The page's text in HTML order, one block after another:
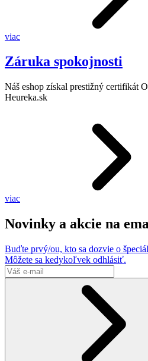
viac
Záruka spokojnosti
Náš eshop získal prestižný certifikát
Heureka.sk
viac
Novinky a akcie na
Buďte prvý/ou, kto sa dozvie o
Môžete sa kedykoľvek odhlásiť.